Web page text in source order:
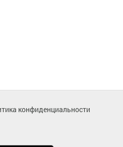
конфиденциальности